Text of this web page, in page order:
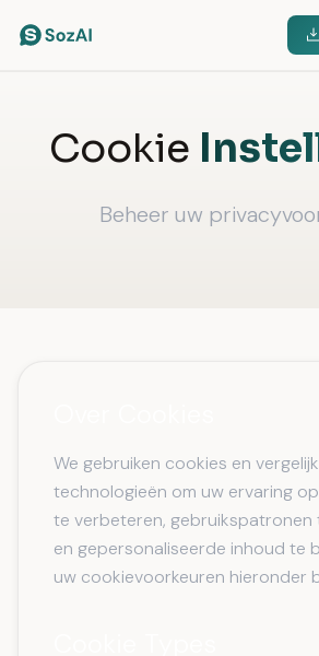
Cookie
Beheer uw
We gebruiken cookies en
technologieën om uw ervaring
te verbeteren, gebruikspatronen
en gepersonaliseerde inhoud te
uw cookievoorkeuren hieronder